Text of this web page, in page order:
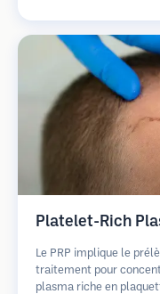
Platelet-Rich
Le PRP implique le
traitement pour
plasma riche en